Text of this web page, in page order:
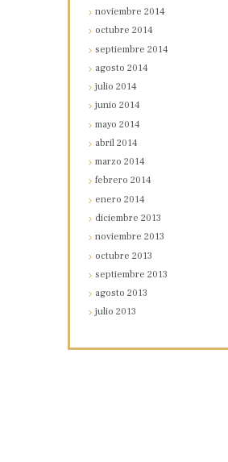
noviembre2014
octubre2014
septiembre2014
agosto2014
julio2014
junio2014
mayo2014
abril2014
marzo2014
febrero2014
enero2014
diciembre2013
noviembre2013
octubre2013
septiembre2013
agosto2013
julio2013